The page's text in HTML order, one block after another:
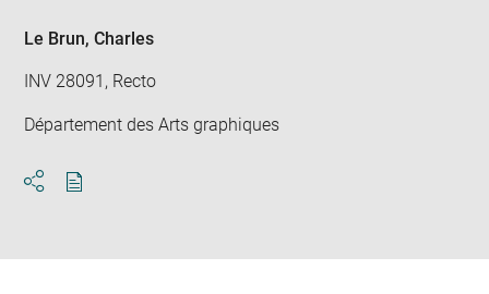
Le Brun, Charles
INV 28091, Recto
Département des Arts graphiques